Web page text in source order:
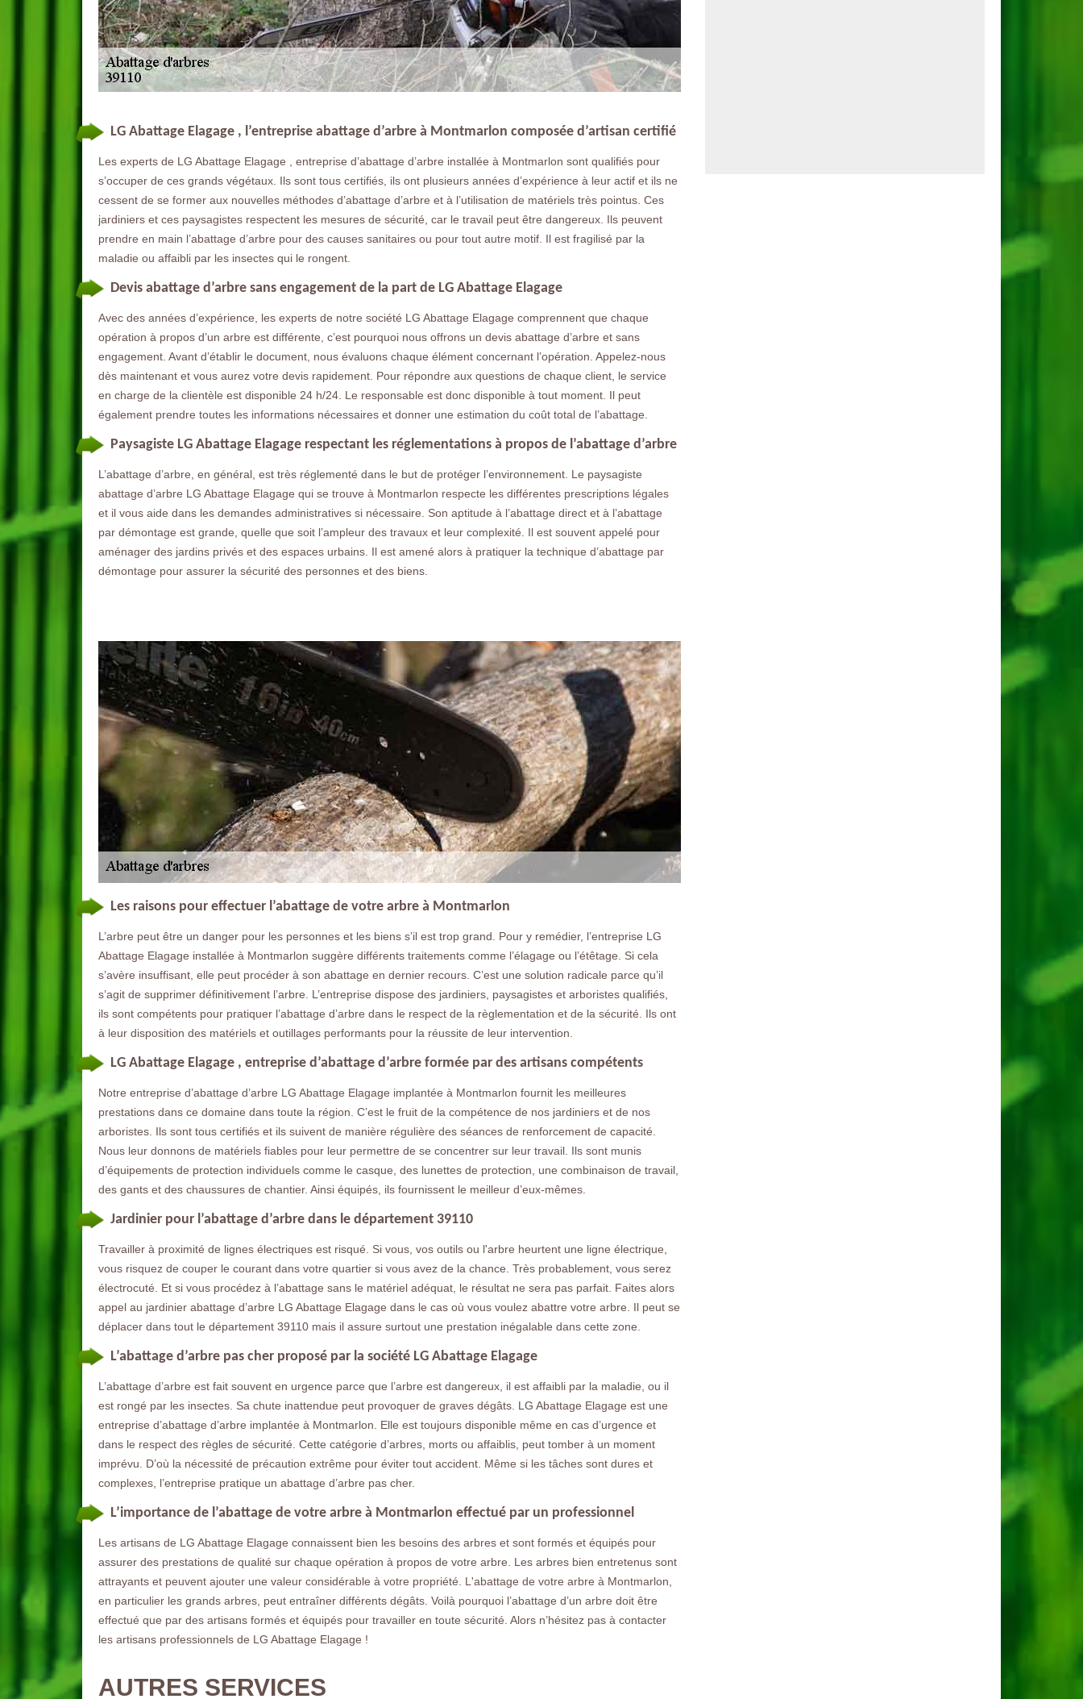
LG Abattage Elagage , l’entreprise abattage d’arbre à Montmarlon composée d’artisan certifié
Les experts de LG Abattage Elagage , entreprise d’abattage d’arbre installée à Montmarlon sont qualifiés pour
s’occuper de ces grands végétaux. Ils sont tous certifiés, ils ont plusieurs années d’expérience à leur actif et ils ne
cessent de se former aux nouvelles méthodes d’abattage d’arbre et à l’utilisation de matériels très pointus. Ces
jardiniers et ces paysagistes respectent les mesures de sécurité, car le travail peut être dangereux. Ils peuvent
prendre en main l’abattage d’arbre pour des causes sanitaires ou pour tout autre motif. Il est fragilisé par la
maladie ou affaibli par les insectes qui le rongent.
Devis abattage d’arbre sans engagement de la part de LG Abattage Elagage
Avec des années d’expérience, les experts de notre société LG Abattage Elagage comprennent que chaque
opération à propos d’un arbre est différente, c’est pourquoi nous offrons un devis abattage d’arbre et sans
engagement. Avant d’établir le document, nous évaluons chaque élément concernant l’opération. Appelez-nous
dès maintenant et vous aurez votre devis rapidement. Pour répondre aux questions de chaque client, le service
en charge de la clientèle est disponible 24 h/24. Le responsable est donc disponible à tout moment. Il peut
également prendre toutes les informations nécessaires et donner une estimation du coût total de l’abattage.
Paysagiste LG Abattage Elagage respectant les réglementations à propos de l’abattage d’arbre
L’abattage d’arbre, en général, est très réglementé dans le but de protéger l’environnement. Le paysagiste
abattage d’arbre LG Abattage Elagage qui se trouve à Montmarlon respecte les différentes prescriptions légales
et il vous aide dans les demandes administratives si nécessaire. Son aptitude à l’abattage direct et à l’abattage
par démontage est grande, quelle que soit l’ampleur des travaux et leur complexité. Il est souvent appelé pour
aménager des jardins privés et des espaces urbains. Il est amené alors à pratiquer la technique d’abattage par
démontage pour assurer la sécurité des personnes et des biens.
Les raisons pour effectuer l’abattage de votre arbre à Montmarlon
L’arbre peut être un danger pour les personnes et les biens s’il est trop grand. Pour y remédier, l’entreprise LG
Abattage Elagage installée à Montmarlon suggère différents traitements comme l’élagage ou l’étêtage. Si cela
s’avère insuffisant, elle peut procéder à son abattage en dernier recours. C’est une solution radicale parce qu’il
s’agit de supprimer définitivement l’arbre. L’entreprise dispose des jardiniers, paysagistes et arboristes qualifiés,
ils sont compétents pour pratiquer l’abattage d’arbre dans le respect de la règlementation et de la sécurité. Ils ont
à leur disposition des matériels et outillages performants pour la réussite de leur intervention.
LG Abattage Elagage , entreprise d’abattage d’arbre formée par des artisans compétents
Notre entreprise d’abattage d’arbre LG Abattage Elagage implantée à Montmarlon fournit les meilleures
prestations dans ce domaine dans toute la région. C’est le fruit de la compétence de nos jardiniers et de nos
arboristes. Ils sont tous certifiés et ils suivent de manière régulière des séances de renforcement de capacité.
Nous leur donnons de matériels fiables pour leur permettre de se concentrer sur leur travail. Ils sont munis
d’équipements de protection individuels comme le casque, des lunettes de protection, une combinaison de travail,
des gants et des chaussures de chantier. Ainsi équipés, ils fournissent le meilleur d’eux-mêmes.
Jardinier pour l’abattage d’arbre dans le département 39110
Travailler à proximité de lignes électriques est risqué. Si vous, vos outils ou l'arbre heurtent une ligne électrique,
vous risquez de couper le courant dans votre quartier si vous avez de la chance. Très probablement, vous serez
électrocuté. Et si vous procédez à l’abattage sans le matériel adéquat, le résultat ne sera pas parfait. Faites alors
appel au jardinier abattage d’arbre LG Abattage Elagage dans le cas où vous voulez abattre votre arbre. Il peut se
déplacer dans tout le département 39110 mais il assure surtout une prestation inégalable dans cette zone.
L’abattage d’arbre pas cher proposé par la société LG Abattage Elagage
L’abattage d’arbre est fait souvent en urgence parce que l’arbre est dangereux, il est affaibli par la maladie, ou il
est rongé par les insectes. Sa chute inattendue peut provoquer de graves dégâts. LG Abattage Elagage est une
entreprise d’abattage d’arbre implantée à Montmarlon. Elle est toujours disponible même en cas d’urgence et
dans le respect des règles de sécurité. Cette catégorie d’arbres, morts ou affaiblis, peut tomber à un moment
imprévu. D’où la nécessité de précaution extrême pour éviter tout accident. Même si les tâches sont dures et
complexes, l’entreprise pratique un abattage d’arbre pas cher.
L’importance de l’abattage de votre arbre à Montmarlon effectué par un professionnel
Les artisans de LG Abattage Elagage connaissent bien les besoins des arbres et sont formés et équipés pour
assurer des prestations de qualité sur chaque opération à propos de votre arbre. Les arbres bien entretenus sont
attrayants et peuvent ajouter une valeur considérable à votre propriété. L'abattage de votre arbre à Montmarlon,
en particulier les grands arbres, peut entraîner différents dégâts. Voilà pourquoi l’abattage d’un arbre doit être
effectué que par des artisans formés et équipés pour travailler en toute sécurité. Alors n’hésitez pas à contacter
les artisans professionnels de LG Abattage Elagage !
AUTRES SERVICES